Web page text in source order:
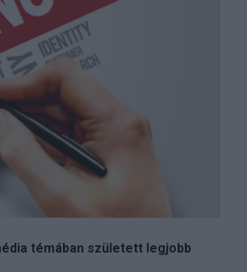
témában született legjobb